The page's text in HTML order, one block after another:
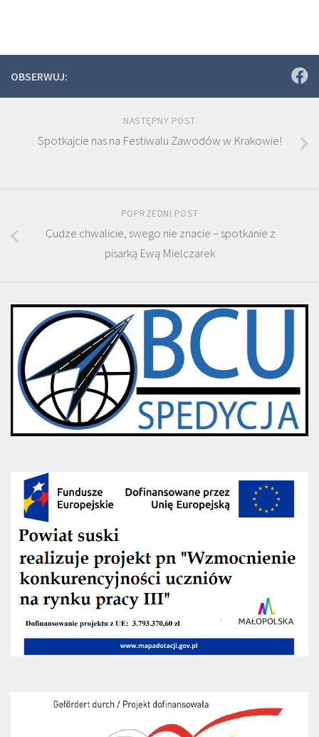
OBSERWUJ:
NASTĘPNY POST
Spotkajcie nas na Festiwalu Zawodów w Krakowie!
POPRZEDNI POST
Cudze chwalicie, swego nie znacie – spotkanie z
pisarką Ewą Mielczarek